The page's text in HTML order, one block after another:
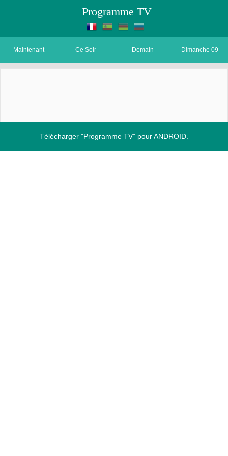
Programme TV
Maintenant Ce Soir Demain Dimanche 09
Télécharger "Programme TV" pour ANDROID.